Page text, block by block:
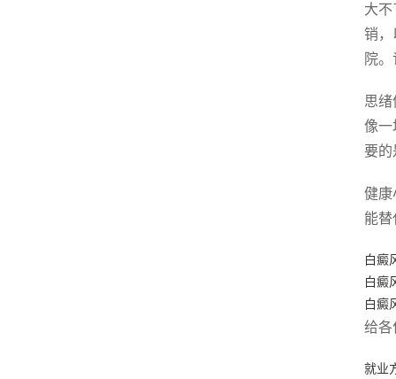
大
销，
院
思
像一
要的
健康
能替
白癜
白癜
白癜
给各
就业